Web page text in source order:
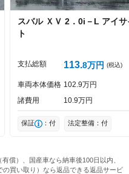
スバル ＸＶ 2．0i－L アイサ
ト
支払総額 113 8万円 (税込)
車両本体価格 102 9万円
諸費用
10 9万円
保証 ：付 法定整備：付
償）、国産車なら納車後100日以内、
買い取り）なら返品できる返品サービ